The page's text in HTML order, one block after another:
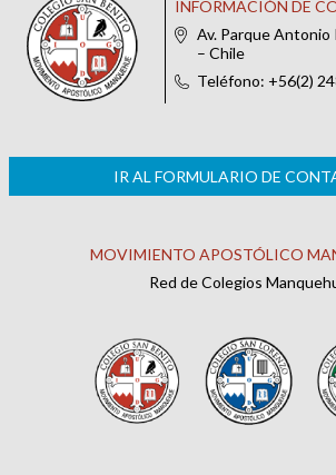
INFORMACIÓN DE
Av. Parque Antonio
– Chile
Teléfono: +56(2)
IR AL FORMULARIO DE
MOVIMIENTO APOSTÓLICO
Red de Colegios